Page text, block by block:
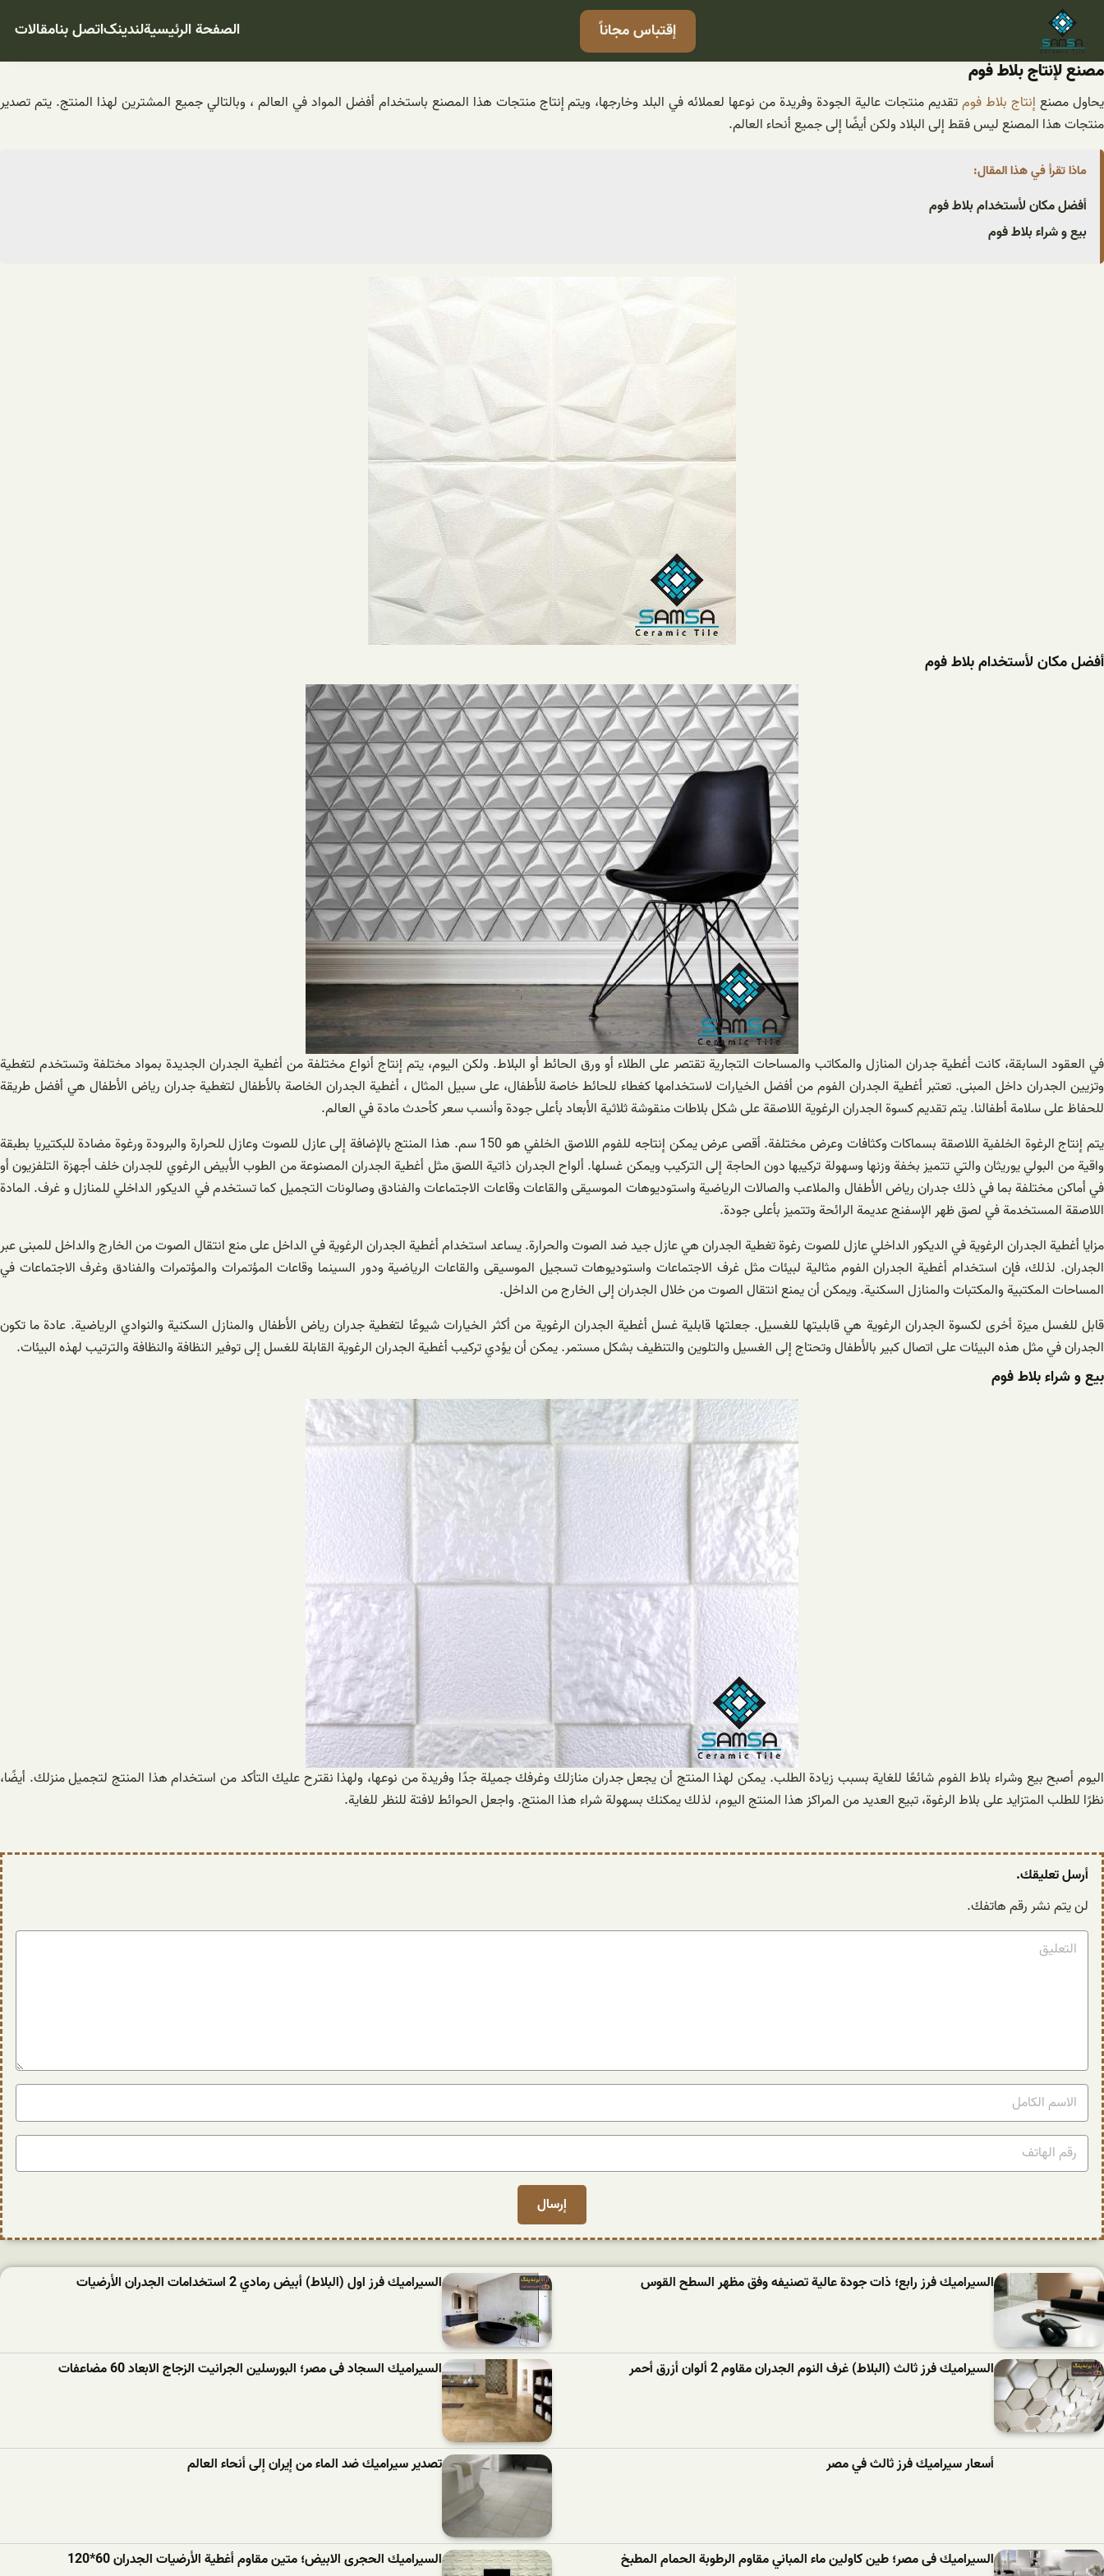
المحتوى
إقتباس مجاناً الصفحة الرئيسيةلندینکاتصل بنامقالات
مصنع لإنتاج بلاط فوم
يحاول مصنع إنتاج بلاط فومتقديم منتجات عالية الجودة وفريدة من نوعها لعملائه في البلد وخارجها، ويتم إنتاج منتجات هذا المصنع باستخدام أفضل المواد في العالم ، وبالتالي جميع المشترين لهذا المنتج. يتم تصدير
منتجات هذا المصنع ليس فقط إلى البلاد ولكن أيضًا إلى جميع أنحاء العالم.
ماذا تقرأ في هذا المقال:
أفضل مکان لأستخدام بلاط فوم
بیع و شراء بلاط فوم
أفضل مکان لأستخدام بلاط فوم
في العقود السابقة، كانت أغطية جدران المنازل والمكاتب والمساحات التجارية تقتصر على الطلاء أو ورق الحائط أو البلاط. ولكن اليوم، يتم إنتاج أنواع مختلفة من أغطية الجدران الجديدة بمواد مختلفة وتستخدم لتغطية
وتزيين الجدران داخل المبنى. تعتبر أغطية الجدران الفوم من أفضل الخيارات لاستخدامها كغطاء للحائط خاصة للأطفال، على سبيل المثال ، أغطية الجدران الخاصة بالأطفال لتغطية جدران رياض الأطفال هي أفضل طريقة
للحفاظ على سلامة أطفالنا. يتم تقديم كسوة الجدران الرغوية اللاصقة على شكل بلاطات منقوشة ثلاثية الأبعاد بأعلى جودة وأنسب سعر كأحدث مادة في العالم.
يتم إنتاج الرغوة الخلفية اللاصقة بسماكات وكثافات وعرض مختلفة. أقصى عرض يمكن إنتاجه للفوم اللاصق الخلفي هو 150 سم. هذا المنتج بالإضافة إلى عازل للصوت وعازل للحرارة والبرودة ورغوة مضادة للبكتيريا بطبقة
واقية من البولي يوريثان والتي تتميز بخفة وزنها وسهولة تركيبها دون الحاجة إلى التركيب ويمكن غسلها. ألواح الجدران ذاتية اللصق مثل أغطية الجدران المصنوعة من الطوب الأبيض الرغوي للجدران خلف أجهزة التلفزيون أو
في أماكن مختلفة بما في ذلك جدران رياض الأطفال والملاعب والصالات الرياضية واستوديوهات الموسيقى والقاعات وقاعات الاجتماعات والفنادق وصالونات التجميل كما تستخدم في الديكور الداخلي للمنازل و غرف. المادة
اللاصقة المستخدمة في لصق ظهر الإسفنج عديمة الرائحة وتتميز بأعلى جودة.
مزايا أغطية الجدران الرغوية في الديكور الداخلي عازل للصوت رغوة تغطية الجدران هي عازل جيد ضد الصوت والحرارة. يساعد استخدام أغطية الجدران الرغوية في الداخل على منع انتقال الصوت من الخارج والداخل للمبنى عبر
الجدران. لذلك، فإن استخدام أغطية الجدران الفوم مثالية لبيئات مثل غرف الاجتماعات واستوديوهات تسجيل الموسيقى والقاعات الرياضية ودور السينما وقاعات المؤتمرات والمؤتمرات والفنادق وغرف الاجتماعات في
المساحات المكتبية والمكتبات والمنازل السكنية. ويمكن أن يمنع انتقال الصوت من خلال الجدران إلى الخارج من الداخل.
قابل للغسل ميزة أخرى لكسوة الجدران الرغوية هي قابليتها للغسيل. جعلتها قابلية غسل أغطية الجدران الرغوية من أكثر الخيارات شيوعًا لتغطية جدران رياض الأطفال والمنازل السكنية والنوادي الرياضية. عادة ما تكون
الجدران في مثل هذه البيئات على اتصال كبير بالأطفال وتحتاج إلى الغسيل والتلوين والتنظيف بشكل مستمر. يمكن أن يؤدي تركيب أغطية الجدران الرغوية القابلة للغسل إلى توفير النظافة والنظافة والترتيب لهذه البيئات.
بیع و شراء بلاط فوم
اليوم أصبح بيع وشراء بلاط الفوم شائعًا للغاية بسبب زيادة الطلب. يمكن لهذا المنتج أن يجعل جدران منازلك وغرفك جميلة جدًا وفريدة من نوعها، ولهذا نقترح عليك التأكد من استخدام هذا المنتج لتجميل منزلك. أيضًا،
نظرًا للطلب المتزايد على بلاط الرغوة، تبيع العديد من المراكز هذا المنتج اليوم، لذلك يمكنك بسهولة شراء هذا المنتج. واجعل الحوائط لافتة للنظر للغاية.
أرسل تعليقك.
لن يتم نشر رقم هاتفك.
السيراميك فرز رابع؛ ذات جودة عالية تصنيفه وفق مظهر السطح القوس السیرامیك فرز اول (البلاط) أبيض رمادي 2 استخدامات الجدران الأرضيات
السیرامیك فرز ثالث (البلاط) غرف النوم الجدران مقاوم 2 ألوان أزرق أحمر السيراميك السجاد فى مصر؛ البورسلين الجرانيت الزجاج الابعاد 60 مضاعفات
أسعار سيراميك فرز ثالث في مصر تصدير سيراميك ضد الماء من إيران إلى أنحاء العالم
السيراميك فى مصر؛ طين كاولين ماء المباني مقاوم الرطوبة الحمام المطبخ السيراميك الحجرى الابيض؛ متين مقاوم أغطية الأرضيات الجدران 60*120